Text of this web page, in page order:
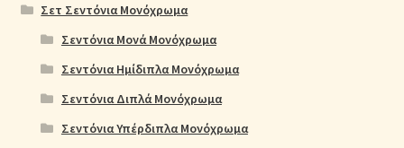
Σετ Σεντόνια Μονόχρωμα
Σεντόνια Μονά Μονόχρωμα
Σεντόνια Ημίδιπλα Μονόχρωμα
Σεντόνια Διπλά Μονόχρωμα
Σεντόνια Υπέρδιπλα Μονόχρωμα